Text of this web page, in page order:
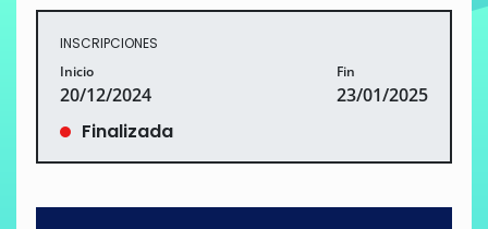
INSCRIPCIONES
Inicio
20/12/2024
Fin
23/01/2025
Finalizada